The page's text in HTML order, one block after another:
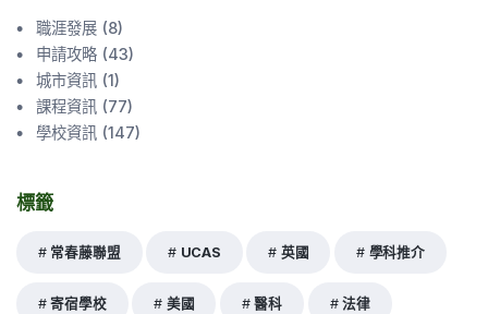
職涯發展 (8)
申請攻略 (43)
城市資訊 (1)
課程資訊 (77)
學校資訊 (147)
標籤
常春藤聯盟 UCAS 英國 學科推介
寄宿學校 美國 醫科 法律